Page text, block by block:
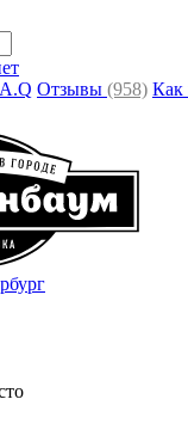
Отзывы (958) Как